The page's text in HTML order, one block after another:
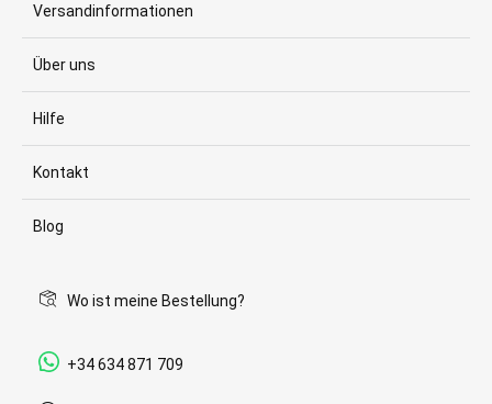
Versandinformationen
Über uns
Hilfe
Kontakt
Blog
Wo ist meine Bestellung?
+34 634 871 709